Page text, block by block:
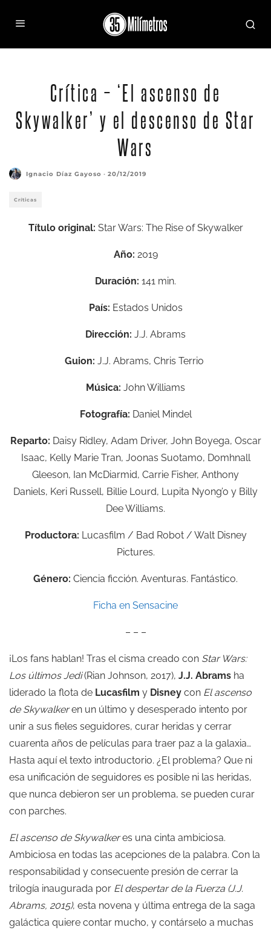
Crítica – ‘El ascenso de
Skywalker’ y el descenso de Star
Wars
Ignacio Díaz Gayoso · 20/12/2019
Críticas
Título original: Star Wars: The Rise of Skywalker
Año: 2019
Duración: 141 min.
País: Estados Unidos
Dirección: J.J. Abrams
Guion: J.J. Abrams, Chris Terrio
Música: John Williams
Fotografía: Daniel Mindel
Reparto: Daisy Ridley, Adam Driver, John Boyega, Oscar
Isaac, Kelly Marie Tran, Joonas Suotamo, Domhnall
Gleeson, Ian McDiarmid, Carrie Fisher, Anthony
Daniels, Keri Russell, Billie Lourd, Lupita Nyong’o y Billy
Dee Williams.
Productora: Lucasfilm / Bad Robot / Walt Disney
Pictures.
Género: Ciencia ficción. Aventuras. Fantástico.
Ficha en Sensacine
– – –
¡Los fans hablan! Tras el cisma creado con Star Wars:
Los últimos Jedi (Rian Johnson, 2017), J.J. Abrams ha
liderado la flota de Lucasfilm y Disney con El ascenso
de Skywalkeren un último y desesperado intento por
unir a sus fieles seguidores, curar heridas y cerrar
cuarenta años de películas para traer paz a la galaxia…
Hasta aquí el texto introductorio. ¿El problema? Que ni
esa unificación de seguidores es posible ni las heridas,
que nunca debieron ser un problema, se pueden curar
con parches.
El ascenso de Skywalkeres una cinta ambiciosa.
Ambiciosa en todas las acepciones de la palabra. Con la
responsabilidad y consecuente presión de cerrar la
trilogía inaugurada por El despertar de la Fuerza (J.J.
Abrams, 2015), esta novena y última entrega de la saga
galáctica quiere contar mucho, y contárselo a muchas